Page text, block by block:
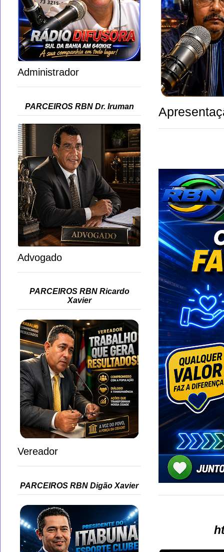
Administrador
PARCEIROS RBN Dr. Iruman
Advogado
PARCEIROS RBN Ricardo
Xavier
Vereador
PARCEIROS RBN Digão Xavier